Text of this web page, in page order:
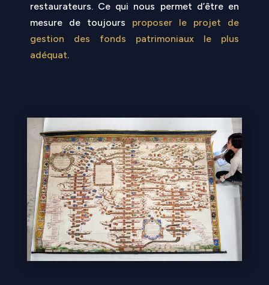
restaurateurs. Ce qui nous permet d’être en
mesure de toujours proposer le projet de
gestion des fonds patrimoniaux le plus
adéquat.